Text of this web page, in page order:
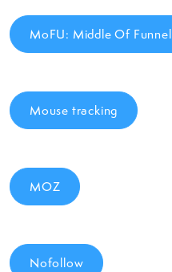
MoFU: Middle Of Funnel
Mouse tracking
MOZ
Nofollow